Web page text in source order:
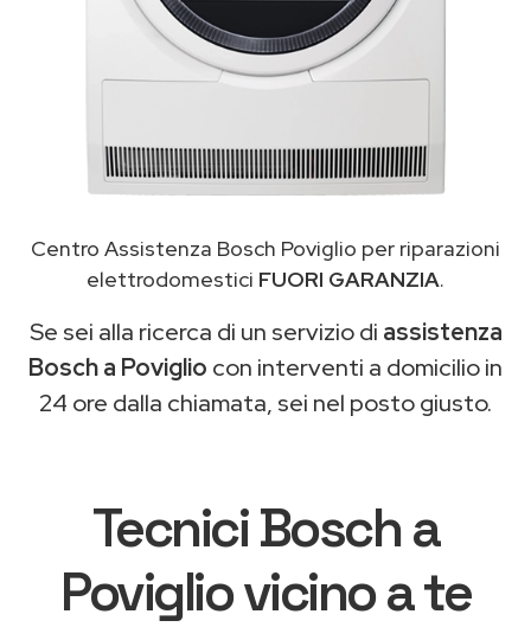
Centro Assistenza Bosch Poviglio per riparazioni
elettrodomestici FUORI GARANZIA.
Se sei alla ricerca di un servizio di assistenza
Bosch a Poviglio con interventi a domicilio in
24 ore dalla chiamata, sei nel posto giusto.
Tecnici Bosch a
Poviglio vicino a te